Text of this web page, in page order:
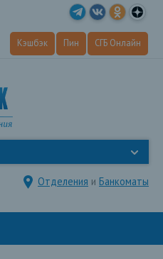
Кэшбэк Пин СГБ Онлайн
Отделения и Банкоматы